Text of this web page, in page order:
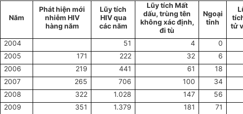
Năm
Phát hiện mới
nhiễm HIV
hàng năm
Lũy tích
HIV qua
các năm
Lũy tích Mất
dấu, trùng tên
không xác định,
đi tù
Ngoại
tỉnh
tử
2004
51 4 0
2005
171 222 32 6
2006
219 441 61 18
2007
265 706 100 34
2008
322 1.028 147 56
2009
351 1.379 181 71